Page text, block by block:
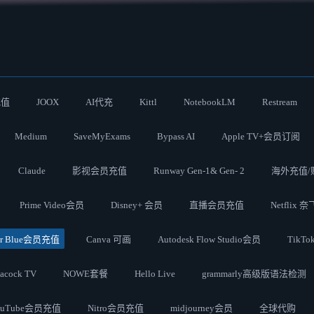
JOOX AI代充 Kittl NotebookLM Restream
Medium SaveMyExams Bypass AI Apple TV+会员订阅
Claude 影视会员充值 Runway Gen-1& Gen- 2 海外充值/
Prime Video会员 Disney+ 会员 直播会员充值 Netflix 奈
Blue会员充值 Canva 可画 Autodesk Flow Studio会员
TV NOWE套餐 Hello Live grammarly高级版语法检测
会员充值 Nitro会员充值 midjourney会员 全球代购